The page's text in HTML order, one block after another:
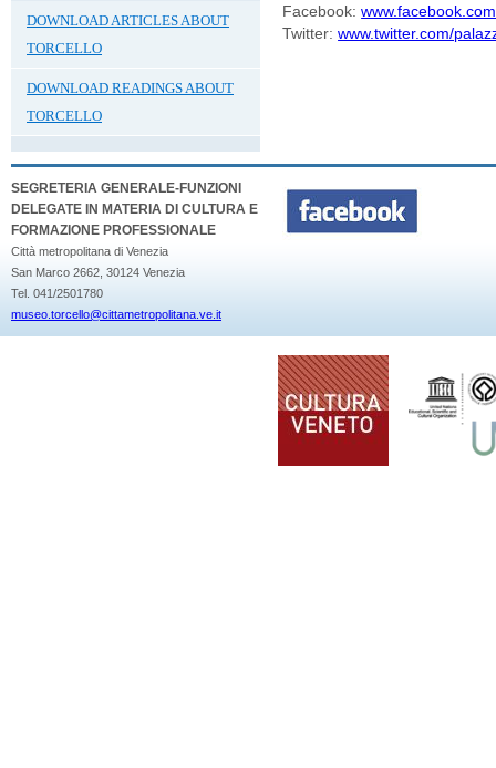
DOWNLOAD ARTICLES ABOUT
TORCELLO
DOWNLOAD READINGS ABOUT
TORCELLO
Facebook:
Twitter:www.twitter.com/
SEGRETERIA GENERALE-FUNZIONI
DELEGATE IN MATERIA DI CULTURA E
FORMAZIONE PROFESSIONALE
Città metropolitana di Venezia
San Marco 2662, 30124 Venezia
Tel. 041/2501780
museo.torcello@cittametropolitana.ve.it